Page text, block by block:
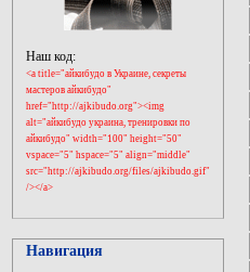
Наш код:
<a title="айкибудо в Украине, секреты
мастеров айкибудо"
href="http://ajkibudo.org"><img
alt="айкибудо украина, тренировки по
айкибудо" width="100" height="50"
vspace="5" hspace="5" align="middle"
src="http://ajkibudo.org/files/ajkibudo.gif"
/></a>
Навигация